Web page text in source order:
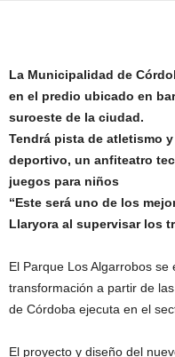
La Municipalidad de
en el predio ubicado en
suroeste de la ciudad.
Tendrá pista de atletismo
deportivo, un anfiteatro
juegos para niños
“Este será uno de los
Llaryora al supervisar los
El Parque Los Algarrobos
transformación a partir de
de Córdoba ejecuta en el
El proyecto y diseño del